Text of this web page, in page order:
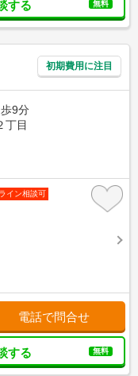
する 無料
初期費用に注目
9分
丁目
イン相談可
電話で問合せ
する 無料